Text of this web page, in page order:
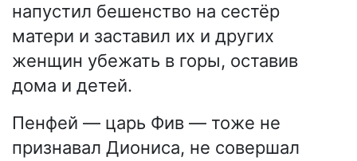
напустил бешенство на сестёр
матери и заставил их и других
женщин убежать в горы, оставив
дома и детей.
Пенфей — царь Фив — тоже не
признавал Диониса, не совершал